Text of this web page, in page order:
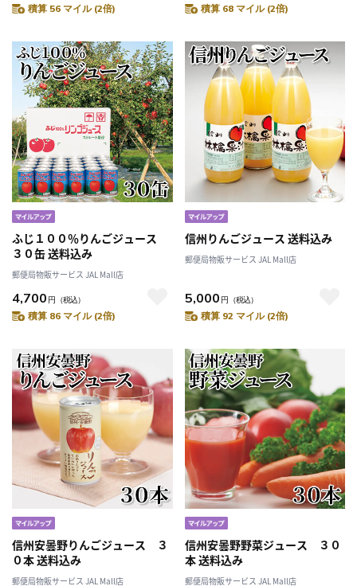
積算 56 マイル (2倍) 積算 68 マイル (2倍)
ふじ１００％りんごジュース
３０缶 送料込み
郵便局物販サービス JAL Mall店
4,700 円 （税込）
積算 86 マイル (2倍)
信州りんごジュース 送料込み
郵便局物販サービス JAL Mall店
5,000 円 （税込）
積算 92 マイル (2倍)
信州安曇野りんごジュース ３
０本 送料込み
郵便局物販サービス JAL Mall店
信州安曇野野菜ジュース ３０
本 送料込み
郵便局物販サービス JAL Mall店